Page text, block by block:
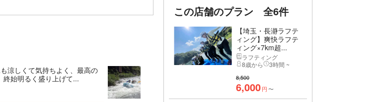
涼しくて気持ちよく、最高の
終始明るく盛り上げて...
この店舗のプラン 全6件
【埼玉・長瀞ラフテ
ィング】爽快ラフテ
ィング×7km超...
ラフティング
8歳から
3時間 ~
8,500
6,000円 〜